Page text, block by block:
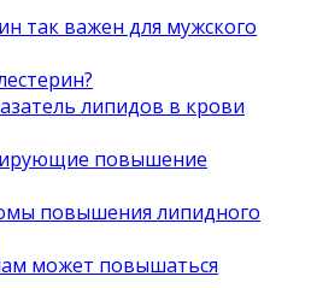
так важен для мужского
липидов в крови
повышение
повышения липидного
может повышаться